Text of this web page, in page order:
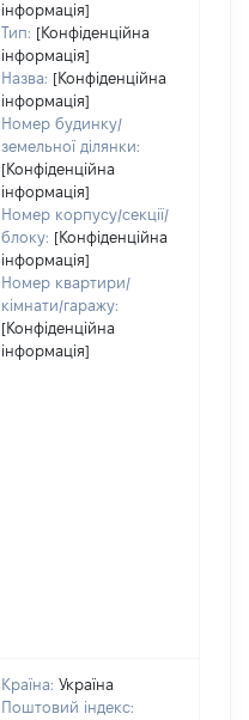
інформація]
Тип: [Конфіденційна
інформація]
Назва: [Конфіденційна
інформація]
Номер будинку/
земельної ділянки:
[Конфіденційна
інформація]
Номер корпусу/секції/
блоку: [Конфіденційна
інформація]
Номер квартири/
кімнати/гаражу:
[Конфіденційна
інформація]
Країна: Україна
Поштовий індекс: